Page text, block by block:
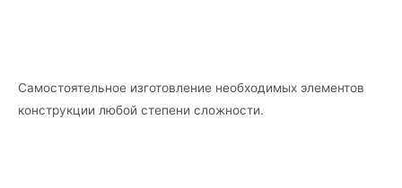
Самостоятельное изготовление необходимых элементов
конструкции любой степени сложности.